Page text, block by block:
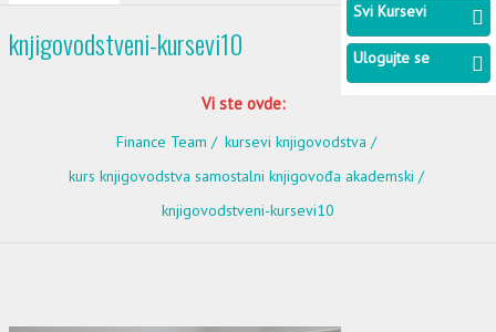
knjigovodstveni-kursevi10
Vi ste ovde:
Finance Team
kursevi knjigovodstva
kurs knjigovodstva samostalni knjigovođa akademski
knjigovodstveni-kursevi10
Svi Kursevi
Ulogujte se